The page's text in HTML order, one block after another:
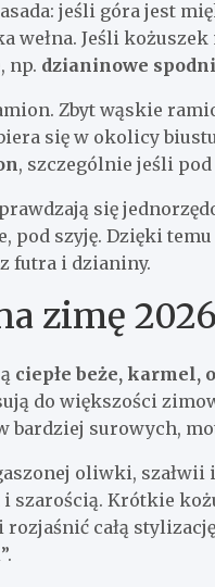
jeśli góra jest
wełna. Jeśli
np. dzianinowe
Zbyt wąskie
się w okolicy
, szczególnie jeśli
się
pod szyję. Dzięki
futra i dzianiny.
zimę 2026
ciepłe beże, karmel,
do większości
bardziej surowych,
oliwki, szałwii
i szarością. Krótkie
całą